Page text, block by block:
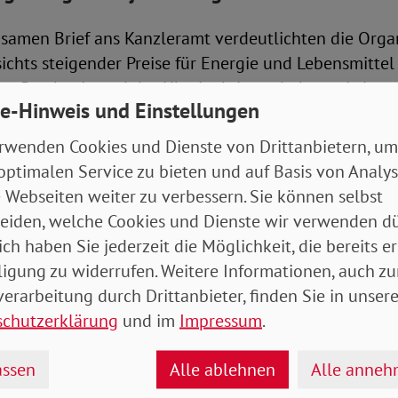
Brief ans Kanzleramt verdeutlichten die
steigender Preise für Energie und
Pandemie und des Ukrainekrieges haben
Angst vor der Zukunft. Sie wissen nicht,
Gas und Öl bezahlen und wie sie durch
zur Eile mahnte dabei SoVD-
Bundesregierung müsse
handeln.
suchen
dass die Politik zwar ein weiteres
zudem mit Arbeitgeber*innen und
Nur mit den wirklich Betroffenen sei bislang nicht
sich umgehend ändern. Für Gespräche im Rahmen
Hinweis und Einstellungen
Cookies und Dienste von Drittanbietern,
Service zu bieten und auf Basis von
Webseiten weiter zu verbessern. Sie können selbst
welche Cookies und Dienste wir verwenden
haben Sie jederzeit die Möglichkeit, die bereits
zu widerrufen. Weitere Informationen, auch
durch Drittanbieter, finden Sie in
und im Impressum.
Alle ablehnen Alle